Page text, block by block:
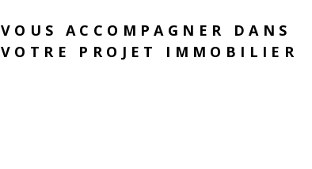
confiance. Notre priorité est de
créer les conditions d’une relation
VOUS ACCOMPAGNER DANS
VOTRE PROJET IMMOBILIER